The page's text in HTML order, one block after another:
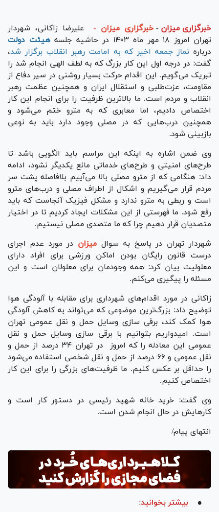
خبرگزاری میزان - خبرگزاری میزان -
علیرضا زاکانی، شهردار
تهران امروز ۱۸ مهر ماه ۱۴۰۳ در حاشیه جلسه
هیئت دولت
درباره نماز جمعه اخیر که به امامت رهبر انقلاب برگزار شد،
گفت: در درجه اول این کار بزرگ که به لطف الهی انجام شد را
تبریک می‌گویم. این اقدام حرکت بسیار روشنی در سیر دفاع از
مقاومت، عزت‌طلبی و استقلال ایران و همچنین عظمت رهبر
انقلاب و مردم است. ما بالاترین ظرفیت را برای انجام این کار
اختصاص دادیم، اما معابری که به مترو ختم می‌شود و
همچنین درب‌هایی که در مصلی وجود دارد باید به نوعی
بازبینی شود.
وی ضمن اشاره به اینکه این مراسم باید الگویی باشد تا
طرح‌های امنیتی و طرح‌های خدماتی مانع یکدیگر نشود، ادامه
داد: هنگامی که از مترو مصلی بالا می‌آییم بلافاصله پشت سر
مردم قرار می‌گیریم و اشکال از اطراف مصلی و درب‌های مترو
است و ربطی به مترو ندارد و مشکل فیزیک آنجاست که باید
رفع شود. ما فهرستی از این مشکلات ایجاد کردیم تا در اختیار
متصدیان قرار دهیم چرا که ما متصدی مصلی نیستیم.
شهردار تهران در پاسخ به سوال میزان در مورد عدم اجرای
درست قانون رایگان بودن اماکن ورزشی برای افراد دارای
معلولیت بیان کرد: همه وجودمان برای معلولان است و این
مسئله را پیگیری می‌کنم.
زاکانی در مورد اقدام‌های شهرداری برای مقابله با آلودگی هوا
توضیح داد: بزرگ‌ترین موضوعی که می‌تواند به کاهش آلودگی
هوا کمک کند، برقی سازی وسایل حمل و نقل عمومی تهران
است. امیدواریم بتوانیم با برقی سازی وسایل حمل و نقل
عمومی این معادله را که امروز در تهران ۳۴ درصد از حمل و
نقل عمومی و ۶۶ درصد از حمل و نقل شخصی استفاده می‌شود
را حداقل بر عکس کنیم. ما ظرفیت‌های بزرگی را برای این کار
اختصاص کنیم.
وی گفت: خرید خانه شهید رئیسی در دستور کار است و
کارهایش در حال انجام شدن است.
انتهای پیام/
بیشتر بخوانید: